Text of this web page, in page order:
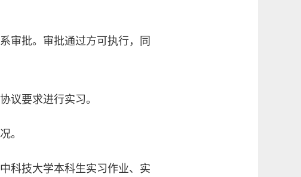
审批。审批通过方可执行，同
议要求进行实习。
。
科技大学本科生实习作业、实